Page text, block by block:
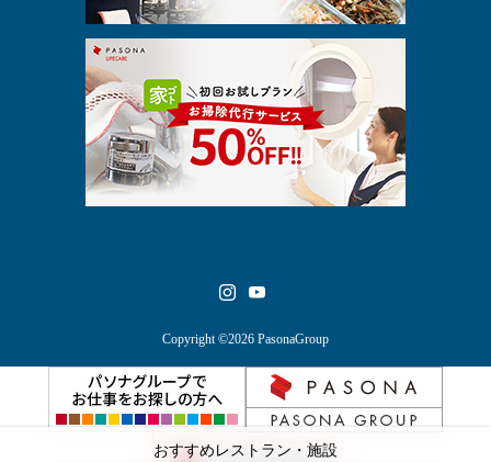
Copyright ©2026 PasonaGroup
おすすめレストラン・施設